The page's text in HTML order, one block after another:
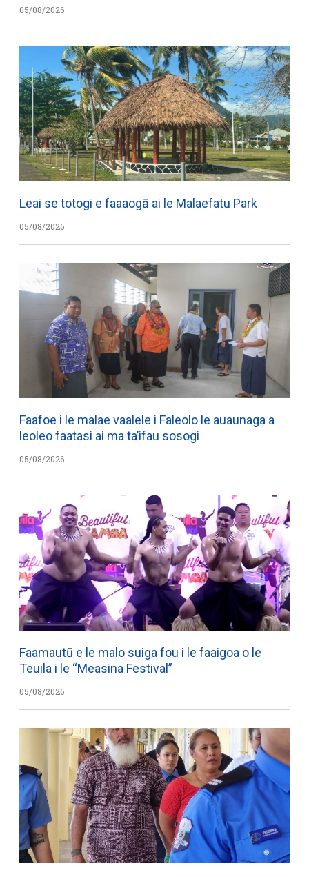
05/08/2026
Leai se totogi e faaaogā ai le Malaefatu Park
05/08/2026
Faafoe i le malae vaalele i Faleolo le auaunaga a
leoleo faatasi ai ma ta’ifau sosogi
05/08/2026
Faamautū e le malo suiga fou i le faaigoa o le
Teuila i le “Measina Festival”
05/08/2026